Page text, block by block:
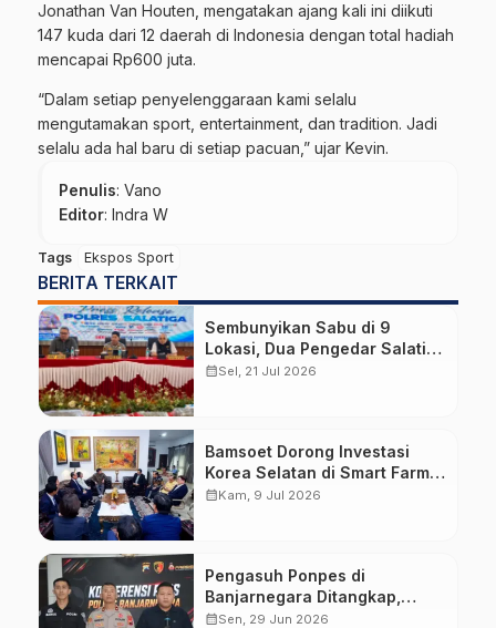
Jonathan Van Houten, mengatakan ajang kali ini diikuti
147 kuda dari 12 daerah di Indonesia dengan total hadiah
mencapai Rp600 juta.
“Dalam setiap penyelenggaraan kami selalu
mengutamakan sport, entertainment, dan tradition. Jadi
selalu ada hal baru di setiap pacuan,” ujar Kevin.
Penulis: Vano
Editor: Indra W
Tags Ekspos Sport
BERITA TERKAIT
Sembunyikan Sabu di 9
Lokasi, Dua Pengedar Salatiga
Diciduk dengan Barang Bukti
calendar_monthSel, 21 Jul 2026
Bamsoet Dorong Investasi
Korea Selatan di Smart Farm,
Kosmetik, dan Otomotif
calendar_monthKam, 9 Jul 2026
Pengasuh Ponpes di
Banjarnegara Ditangkap,
Diduga Cabuli Empat
calendar_monthSen, 29 Jun 2026